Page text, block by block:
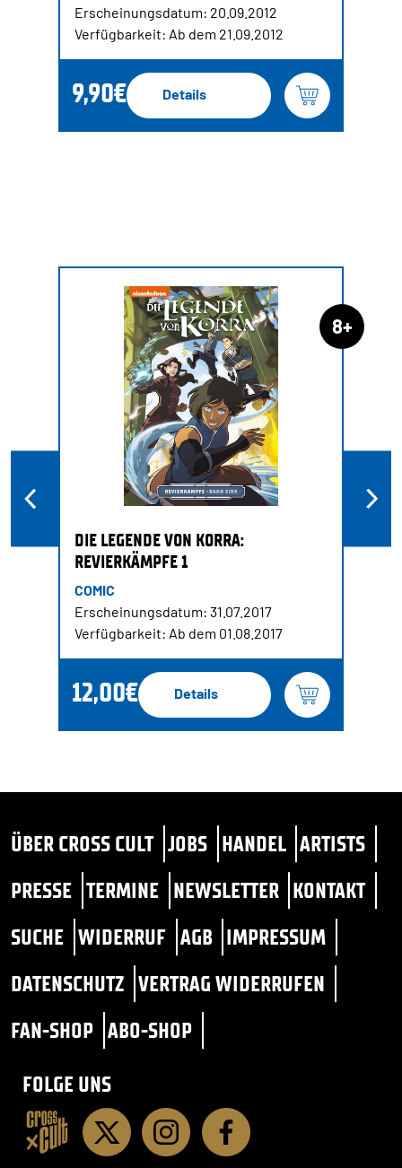
Erscheinungsdatum: 20.09.2012
Verfügbarkeit: Ab dem 21.09.2012
9,90€ Details
8+
DIE LEGENDE VON KORRA:
REVIERKÄMPFE 1
COMIC
Erscheinungsdatum: 31.07.2017
Verfügbarkeit: Ab dem 01.08.2017
12,00€ Details
ÜBER CROSS CULT JOBS HANDEL ARTISTS
PRESSE TERMINE NEWSLETTER KONTAKT
SUCHE WIDERRUF AGB IMPRESSUM
DATENSCHUTZ VERTRAG WIDERRUFEN
FAN-SHOP ABO-SHOP
FOLGE UNS